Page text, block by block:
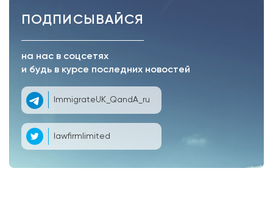
ПОДПИСЫВАЙСЯ
на нас в соцсетях
и будь в курсе последних новостей
ImmigrateUK_QandA_ru
lawfirmlimited